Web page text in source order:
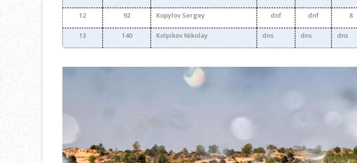
12 92 Kopylov Sergey dnf dnf 8
13 140 Kolpikov Nikolay dns dns dns